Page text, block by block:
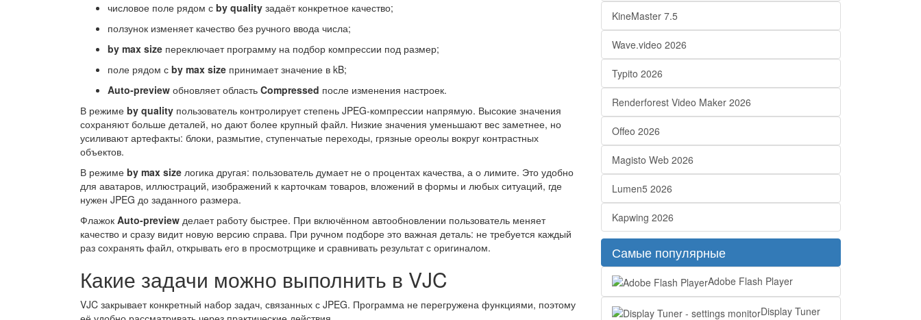
числовое поле рядом с by quality задаёт конкретное качество;
ползунок изменяет качество без ручного ввода числа;
by max size переключает программу на подбор компрессии под размер;
поле рядом с by max size принимает значение в kB;
Auto-preview обновляет область Compressed после изменения настроек.
В режиме by quality пользователь контролирует степень JPEG-компрессии напрямую. Высокие значения
сохраняют больше деталей, но дают более крупный файл. Низкие значения уменьшают вес заметнее, но
усиливают артефакты: блоки, размытие, ступенчатые переходы, грязные ореолы вокруг контрастных
объектов.
В режиме by max size логика другая: пользователь думает не о процентах качества, а о лимите. Это удобно
для аватаров, иллюстраций, изображений к карточкам товаров, вложений в формы и любых ситуаций, где
нужен JPEG до заданного размера.
Флажок Auto-preview делает работу быстрее. При включённом автообновлении пользователь меняет
качество и сразу видит новую версию справа. При ручном подборе это важная деталь: не требуется каждый
раз сохранять файл, открывать его в просмотрщике и сравнивать результат с оригиналом.
Какие задачи можно выполнить в VJC
VJC закрывает конкретный набор задач, связанных с JPEG. Программа не перегружена функциями, поэтому
KineMaster 7.5
Wave.video 2026
Typito 2026
Renderforest Video Maker 2026
Offeo 2026
Magisto Web 2026
Lumen5 2026
Kapwing 2026
Самые популярные
Adobe Flash Player
Display Tuner